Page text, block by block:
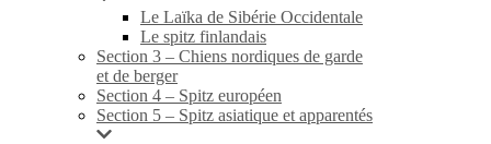
Le Laïka de Sibérie Occidentale
Le spitz finlandais
Section 3 – Chiens nordiques de garde
et de berger
Section 4 – Spitz européen
Section 5 – Spitz asiatique et apparentés